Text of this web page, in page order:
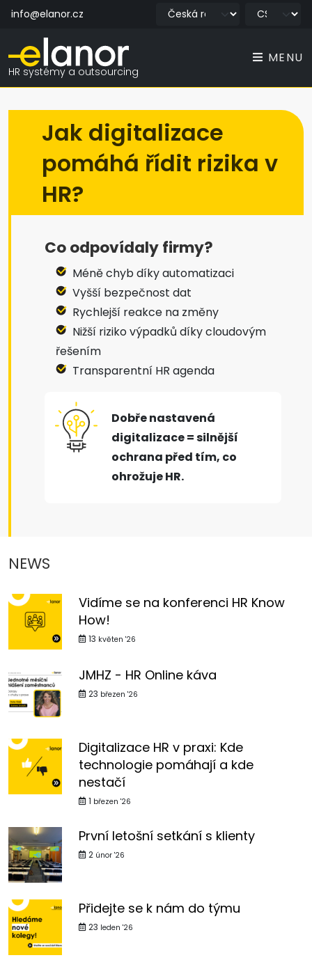
info@elanor.cz
HR systémy a outsourcing
MENU
Jak digitalizace
pomáhá řídit rizika v
HR?
Co odpovídaly firmy?
Méně chyb díky automatizaci
Vyšší bezpečnost dat
Rychlejší reakce na změny
Nižší riziko výpadků díky cloudovým
řešením
Transparentní HR agenda
Dobře nastavená
digitalizace = silnější
ochrana před tím, co
ohrožuje HR.
NEWS
Vidíme se na konferenci HR Know
How!
13 květen '26
JMHZ - HR Online káva
23 březen '26
Digitalizace HR v praxi: Kde
technologie pomáhají a kde
nestačí
1 březen '26
První letošní setkání s klienty
2 únor '26
Přidejte se k nám do týmu
23 leden '26